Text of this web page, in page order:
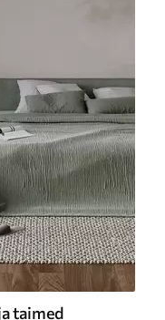
taimed